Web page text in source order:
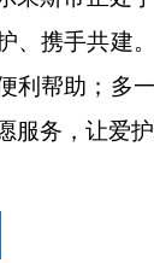
、携手共建。
利帮助；多
服务，让爱